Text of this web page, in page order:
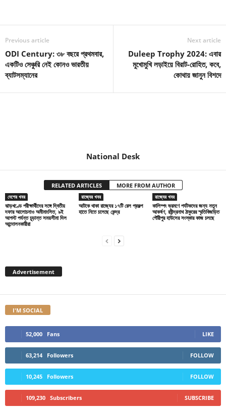
Previous article
ODI Century: ৩৮ বছরে প্রথমবার,
একটিও সেঞ্চুরি নেই কোনও ভারতীয়
ব্যাটসম্যানের
Next article
Duleep Trophy 2024: এবার
মুখোমুখি লড়াইয়ে বিরাট-রোহিত, কবে,
কোথায় জানুন বিশদে
National Desk
RELATED ARTICLES MORE FROM AUTHOR
দেশের খবর
ঝাড়খণ্ডে পরীক্ষার্থীদের সঙ্গে দ্বিতীয়
দফার আলোচনাও অমীমাংসিত, ৯ই
আগস্ট পর্যন্ত চূড়ান্ত সময়সীমা দিল
আন্দোলনকারীরা
রাজ্যের খবর
আটকে থাকা রাজ্যের ১৭টি রেল প্রকল্প
হাতে নিতে চলেছে কেন্দ্র
রাজ্যের খবর
কালিম্পং ভ্রমণে পর্যটকদের জন্য নতুন
আকর্ষণ, রবীন্দ্রনাথ ঠাকুরের স্মৃতিবিজড়িত
গৌরীপুর হাউসের সংস্কার কাজ চলছে
Advertisement
I'M SOCIAL
52,000 Fans LIKE
63,214 Followers FOLLOW
10,245 Followers FOLLOW
109,230 Subscribers SUBSCRIBE